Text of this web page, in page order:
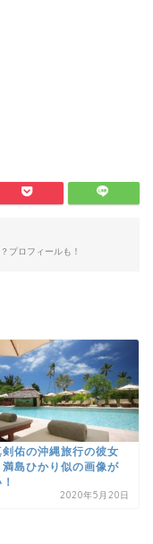
プロフィールも！
剣佑の沖縄旅行の彼女
満島ひかり似の画像が
2020年5月20日